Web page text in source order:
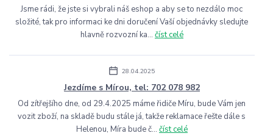
Jsme rádi, že jste si vybrali náš eshop a aby se to nezdálo moc
složité, tak pro informaci ke dni doručení Vaší objednávky sledujte
hlavně rozvozní ka... číst celé
28.04.2025
Jezdíme s Mírou, tel: 702 078 982
Od zítřejšího dne, od 29.4.2025 máme řidiče Míru, bude Vám jen
vozit zboží, na skladě budu stále já, takže reklamace řešte dále s
Helenou, Míra bude č... číst celé